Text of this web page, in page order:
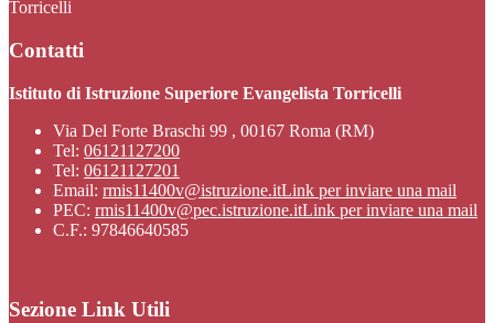
Torricelli
Contatti
Istituto di Istruzione Superiore Evangelista Torricelli
Via Del Forte Braschi 99 , 00167 Roma (RM)
Tel: 06121127200
Tel: 06121127201
Email: rmis11400v@istruzione.itLink per inviare una mail
PEC: rmis11400v@pec.istruzione.itLink per inviare una mail
C.F.: 97846640585
Sezione Link Utili